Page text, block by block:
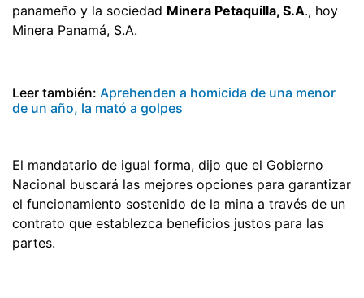
panameño y la sociedad Minera Petaquilla, S.A., hoy
Minera Panamá, S.A.
Leer también: Aprehenden a homicida de una menor
de un año, la mató a golpes
El mandatario de igual forma, dijo que el Gobierno
Nacional buscará las mejores opciones para garantizar
el funcionamiento sostenido de la mina a través de un
contrato que establezca beneficios justos para las
partes.